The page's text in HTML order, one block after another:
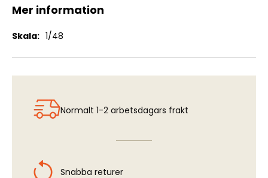
Mer information
Mer
1/48
Normalt 1-2 arbetsdagars frakt
Snabba returer